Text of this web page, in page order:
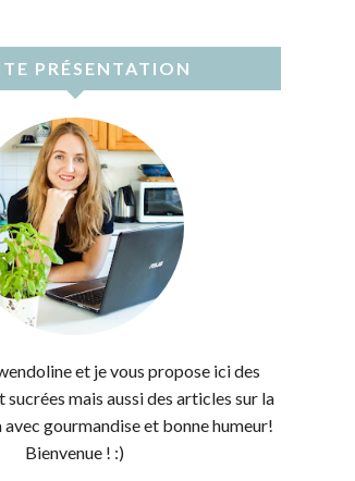
PRÉSENTATION
et je vous propose ici des
sucrées mais aussi des articles sur la
gourmandise et bonne humeur!
Bienvenue ! :)